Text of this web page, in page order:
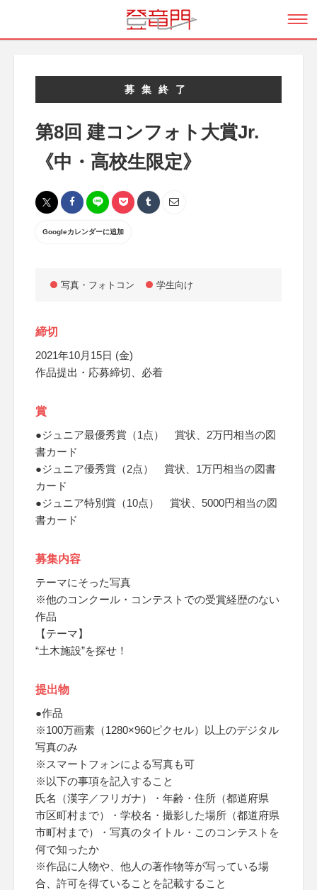
募集終了
第8回 建コンフォト大賞Jr.
《中・高校生限定》
Googleカレンダーに追加
写真・フォトコン 学生向け
締切
2021年10月15日 (金)
作品提出・応募締切、必着
賞
●ジュニア最優秀賞（1点） 賞状、2万円相当の図
書カード
●ジュニア優秀賞（2点） 賞状、1万円相当の図書
カード
●ジュニア特別賞（10点） 賞状、5000円相当の図
書カード
募集内容
テーマにそった写真
※他のコンクール・コンテストでの受賞経歴のない
作品
【テーマ】
“土木施設”を探せ！
提出物
●作品
※100万画素（1280×960ピクセル）以上のデジタル
写真のみ
※スマートフォンによる写真も可
※以下の事項を記入すること
氏名（漢字／フリガナ）・年齢・住所（都道府県
市区町村まで）・学校名・撮影した場所（都道府県
市町村まで）・写真のタイトル・このコンテストを
何で知ったか
※作品に人物や、他人の著作物等が写っている場
合、許可を得ていることを記載すること